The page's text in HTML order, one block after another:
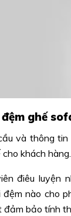
ghế
và thông
cho khách hàng.
điêu luyện
nào cho
bảo tính